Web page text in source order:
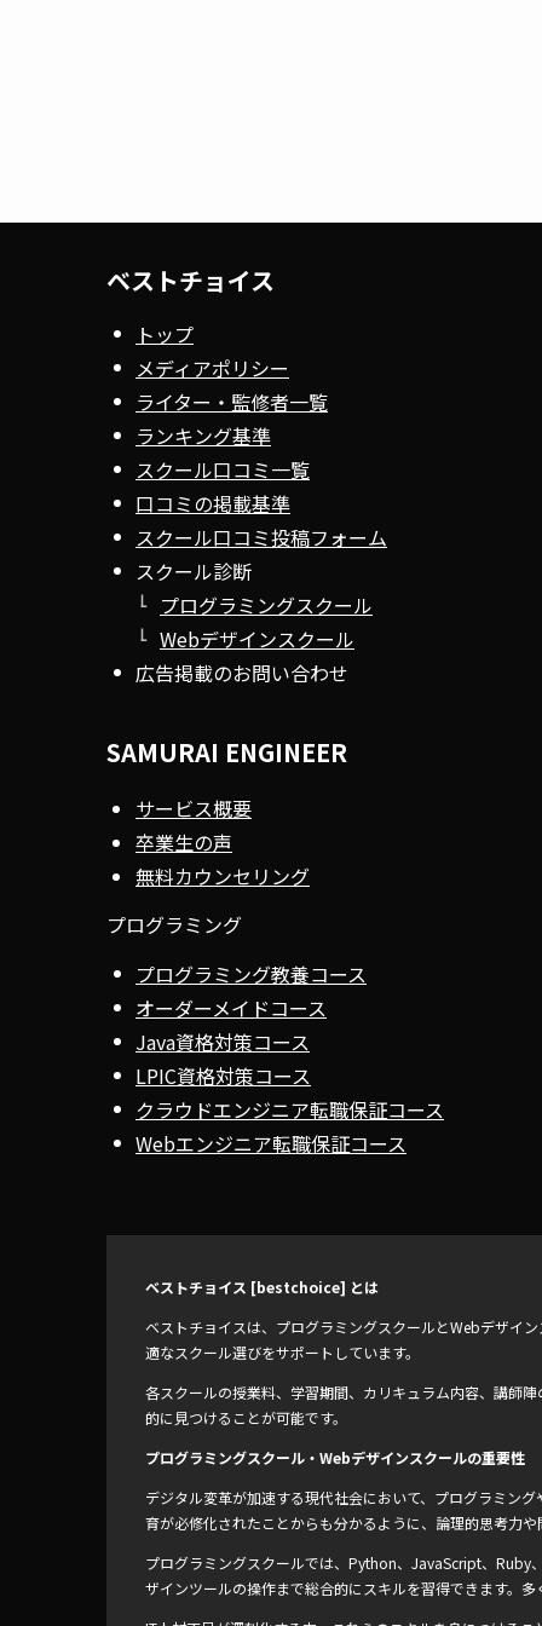
ベストチョイス
トップ
メディアポリシー
ライター・監修者一覧
ランキング基準
スクール口コミ一覧
口コミの掲載基準
スクール口コミ投稿フォーム
スクール診断
プログラミングスクール
Webデザインスクール
広告掲載のお問い合わせ
SAMURAI ENGINEER
サービス概要
卒業生の声
無料カウンセリング
プログラミング
プログラミング教養コース
オーダーメイドコース
Java資格対策コース
LPIC資格対策コース
クラウドエンジニア転職保証コース
Webエンジニア転職保証コース
ベストチョイス [bestchoice] とは
ベストチョイスは、プログラミングスクールとWebデザイ
適なスクール選びをサポートしています。
各スクールの授業料、学習期間、カリキュラム内容、講師
的に見つけることが可能です。
プログラミングスクール・Webデザインスクールの重要性
デジタル変革が加速する現代社会において、プログラミン
育が必修化されたことからも分かるように、論理的思考力
プログラミングスクールでは、Python、JavaScript、Ruby
ザインツールの操作まで総合的にスキルを習得できます。